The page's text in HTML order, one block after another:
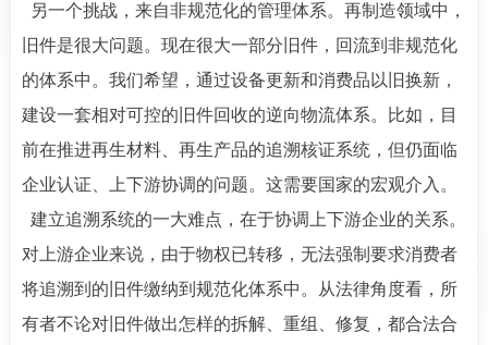
另一个挑战，来自非规范化的管理体系。再制造领域中，
旧件是很大问题。现在很大一部分旧件，回流到非规范化
的体系中。我们希望，通过设备更新和消费品以旧换新，
建设一套相对可控的旧件回收的逆向物流体系。比如，目
前在推进再生材料、再生产品的追溯核证系统，但仍面临
企业认证、上下游协调的问题。这需要国家的宏观介入。
建立追溯系统的一大难点，在于协调上下游企业的关系。
对上游企业来说，由于物权已转移，无法强制要求消费者
将追溯到的旧件缴纳到规范化体系中。从法律角度看，所
有者不论对旧件做出怎样的拆解、重组、修复，都合法合